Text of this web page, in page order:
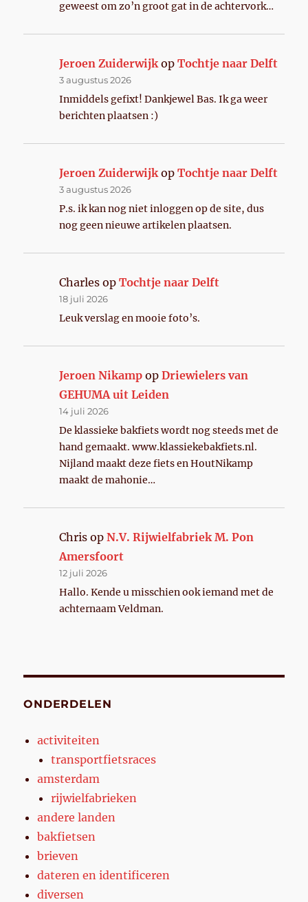
geweest om zo’n groot gat in de achtervork…
Jeroen Zuiderwijk opTochtje naar Delft
3 augustus 2026
Inmiddels gefixt! Dankjewel Bas. Ik ga weer
berichten plaatsen :)
Jeroen Zuiderwijk opTochtje naar Delft
3 augustus 2026
P.s. ik kan nog niet inloggen op de site, dus
nog geen nieuwe artikelen plaatsen.
Charles opTochtje naar Delft
18 juli 2026
Leuk verslag en mooie foto’s.
Jeroen Nikamp opDriewielers van
GEHUMA uit Leiden
14 juli 2026
De klassieke bakfiets wordt nog steeds met de
hand gemaakt. www.klassiekebakfiets.nl.
Nijland maakt deze fiets en HoutNikamp
maakt de mahonie…
Chris opN.V. Rijwielfabriek M. Pon
Amersfoort
12 juli 2026
Hallo. Kende u misschien ook iemand met de
achternaam Veldman.
ONDERDELEN
activiteiten
transportfietsraces
amsterdam
rijwielfabrieken
andere landen
bakfietsen
brieven
dateren en identificeren
diversen